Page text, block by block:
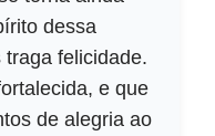
dessa
felicidade.
e que
de alegria ao